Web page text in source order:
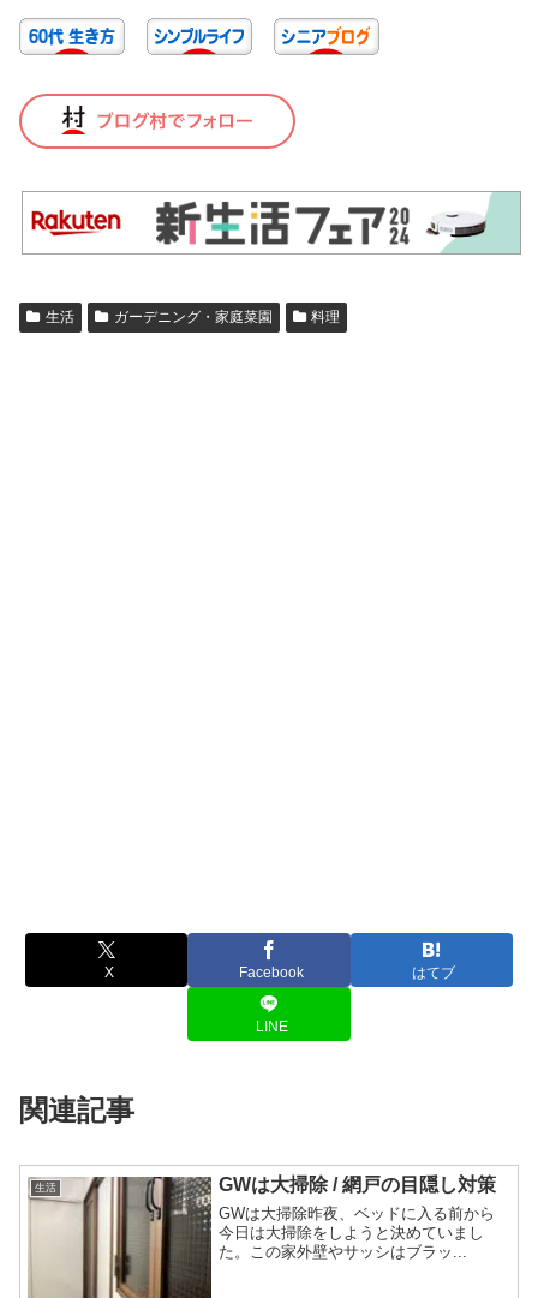
生活 ガーデニング・家庭菜園 料理
X Facebook はてブ
LINE
関連記事
生活 GWは大掃除 / 網戸の目隠し対策
GWは大掃除昨夜、ベッドに入る前から
今日は大掃除をしようと決めていまし
た。この家外壁やサッシはブラッ...